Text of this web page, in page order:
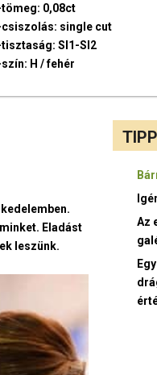
0,08ct
single cut
SI1-SI2
H / fehér
Eladást
leszünk.
TIPP
Az